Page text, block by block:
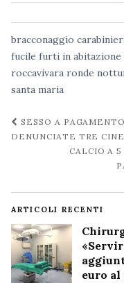
bracconaggio
fucile furti in abitazione
roccavivara ronde
santa maria
Navigazione
post
SESSO A
DENUNCIATE TRE
CALCIO A
ARTICOLI RECENTI
euro